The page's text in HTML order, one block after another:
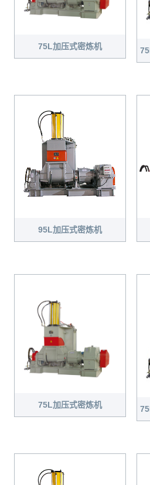
75L加压式密炼机
95L加压式密炼机
75L加压式密炼机